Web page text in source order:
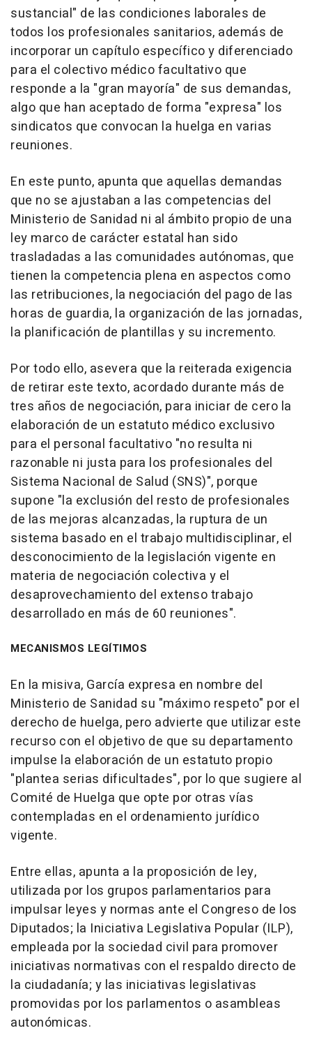
sustancial" de las condiciones laborales de
todos los profesionales sanitarios, además de
incorporar un capítulo específico y diferenciado
para el colectivo médico facultativo que
responde a la "gran mayoría" de sus demandas,
algo que han aceptado de forma "expresa" los
sindicatos que convocan la huelga en varias
reuniones.
En este punto, apunta que aquellas demandas
que no se ajustaban a las competencias del
Ministerio de Sanidad ni al ámbito propio de una
ley marco de carácter estatal han sido
trasladadas a las comunidades autónomas, que
tienen la competencia plena en aspectos como
las retribuciones, la negociación del pago de las
horas de guardia, la organización de las jornadas,
la planificación de plantillas y su incremento.
Por todo ello, asevera que la reiterada exigencia
de retirar este texto, acordado durante más de
tres años de negociación, para iniciar de cero la
elaboración de un estatuto médico exclusivo
para el personal facultativo "no resulta ni
razonable ni justa para los profesionales del
Sistema Nacional de Salud (SNS)", porque
supone "la exclusión del resto de profesionales
de las mejoras alcanzadas, la ruptura de un
sistema basado en el trabajo multidisciplinar, el
desconocimiento de la legislación vigente en
materia de negociación colectiva y el
desaprovechamiento del extenso trabajo
desarrollado en más de 60 reuniones".
MECANISMOS LEGÍTIMOS
En la misiva, García expresa en nombre del
Ministerio de Sanidad su "máximo respeto" por el
derecho de huelga, pero advierte que utilizar este
recurso con el objetivo de que su departamento
impulse la elaboración de un estatuto propio
"plantea serias dificultades", por lo que sugiere al
Comité de Huelga que opte por otras vías
contempladas en el ordenamiento jurídico
vigente.
Entre ellas, apunta a la proposición de ley,
utilizada por los grupos parlamentarios para
impulsar leyes y normas ante el Congreso de los
Diputados; la Iniciativa Legislativa Popular (ILP),
empleada por la sociedad civil para promover
iniciativas normativas con el respaldo directo de
la ciudadanía; y las iniciativas legislativas
promovidas por los parlamentos o asambleas
autonómicas.